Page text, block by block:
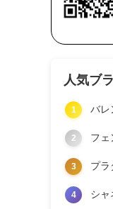
人気ブ
1 バレ
2 フェ
3 プラ
4 シャ